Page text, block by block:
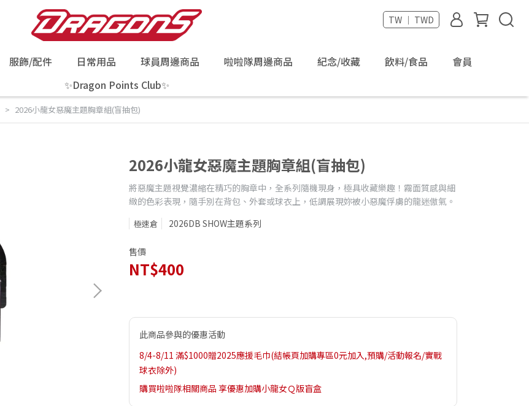
TW ｜ TWD
服飾/配件 日常用品 球員周邊商品 啦啦隊周邊商品 紀念/收藏 飲料/食品
會員
✨Dragon Points Club✨
2026小龍女惡魔主題胸章組(盲抽包)
2026小龍女惡魔主題胸章組(盲抽包)
將惡魔主題視覺濃縮在精巧的胸章中，全系列隨機現身，極具收藏樂趣！霧面質感與細
緻的色彩表現，隨手別在背包、外套或球衣上，低調展現妳被小惡魔俘虜的龍迷傲氣。
極速倉 2026DB SHOW主題系列
售價
NT$400
此商品參與的優惠活動
8/4-8/11 滿$1000贈2025應援毛巾(結帳頁加購專區0元加入,預購/活動報名/實戰
球衣除外)
購買啦啦隊相關商品 享優惠加購小龍女Ｑ版盲盒